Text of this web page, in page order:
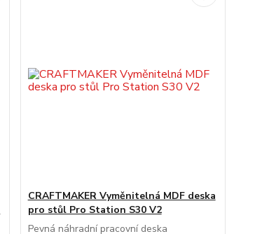
CRAFTMAKER Vyměnitelná MDF deska
pro stůl Pro Station S30 V2
Pevná náhradní pracovní deska